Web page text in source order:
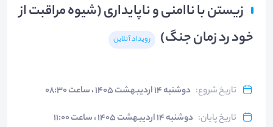
زیستن با ناامنی و ناپایداری (شیوه مراقبت از
خود رد زمان جنگ)
رویداد آنلاین
تاریخ شروع: دوشنبه ۱۴ اردیبهشت ۱۴۰۵ ، ساعت ۰۸:۳۰
تاریخ پایان: دوشنبه ۱۴ اردیبهشت ۱۴۰۵ ، ساعت ۱۱:۰۰